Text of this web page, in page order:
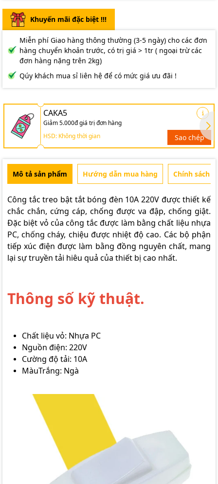
Khuyến mãi đặc biệt !!!
Miễn phí Giao hàng thông thường (3-5 ngày) cho các đơn
hàng chuyển khoản trước, có trị giá > 1tr ( ngoại trừ các
đơn hàng nặng trên 2kg)
Qúy khách mua sỉ liên hệ để có mức giá ưu đãi !
CAKA5
Giảm 5.000đ giá trị đơn hàng
HSD: Không thời gian
Sao chép
Mô tả sản phẩm Hướng dẫn mua hàng Chính sách
Công tắc treo bật tắt bóng đèn 10A 220V được thiết kế
chắc chắn, cứng cáp, chống được va đập, chống giật.
Đặc biệt vỏ của công tắc được làm bằng chất liệu nhựa
PC, chống cháy, chiệu được nhiệt độ cao. Các bộ phận
tiếp xúc điện được làm bằng đồng nguyên chất, mang
lại sự truyền tải hiêu quả của thiết bị cao nhất.
Thông số kỹ thuật.
Chất liệu vỏ: Nhựa PC
Nguồn điện: 220V
Cường độ tải: 10A
MàuTrắng: Ngà